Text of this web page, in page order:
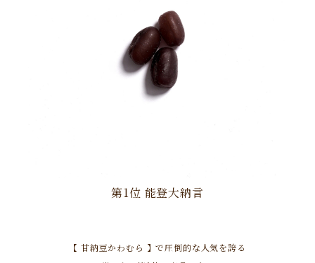
第1位 能登大納言
【 甘納豆かわむら 】で圧倒的な人気を誇る